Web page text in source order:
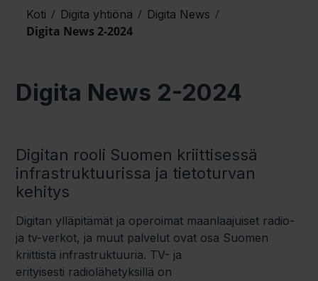
Koti / Digita yhtiönä / Digita News /
Digita News 2-2024
Digita News 2-2024
Digitan rooli Suomen kriittisessä
infrastruktuurissa ja tietoturvan
kehitys
Digitan ylläpitämät ja operoimat maanlaajuiset radio-
ja tv-verkot, ja muut palvelut ovat osa Suomen
kriittistä infrastruktuuria. TV- ja
erityisesti radiolähetyksillä on